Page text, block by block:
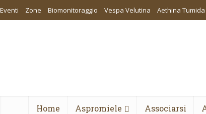
Eventi Zone Biomonitoraggio Vespa Velutina Aethina Tumida
Home Aspromiele Associarsi